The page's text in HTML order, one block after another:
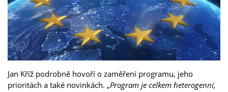
Jan Kříž podrobně hovoří o zaměření programu, jeho
prioritách a také novinkách. „Program je celkem heterogenní,